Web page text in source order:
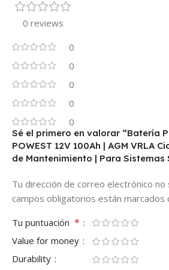
0 reviews
0
0
0
0
0
Sé el primero en valorar “Batería
POWEST 12V 100Ah | AGM VRLA
de Mantenimiento | Para Sistemas
Tu dirección de correo electrónico no
campos obligatorios están marcados
Tu puntuación *
Value for money
Durability